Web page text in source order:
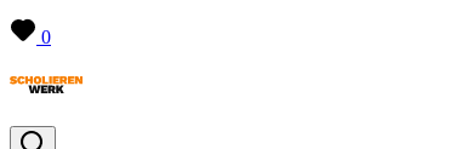
0